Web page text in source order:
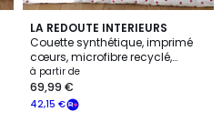
LA REDOUTE INTERIEURS
Couette synthétique, imprimé
cœurs, microfibre recyclé,
SCACCO
à partir de
42,15 €
69,99 €